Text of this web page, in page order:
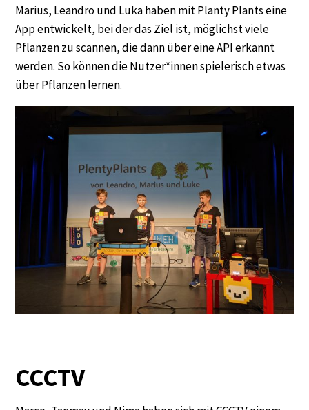
Marius, Leandro und Luka haben mit Planty Plants eine
App entwickelt, bei der das Ziel ist, möglichst viele
Pflanzen zu scannen, die dann über eine API erkannt
werden. So können die Nutzer*innen spielerisch etwas
über Pflanzen lernen.
CCCTV